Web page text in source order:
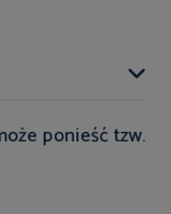
ponieść tzw.